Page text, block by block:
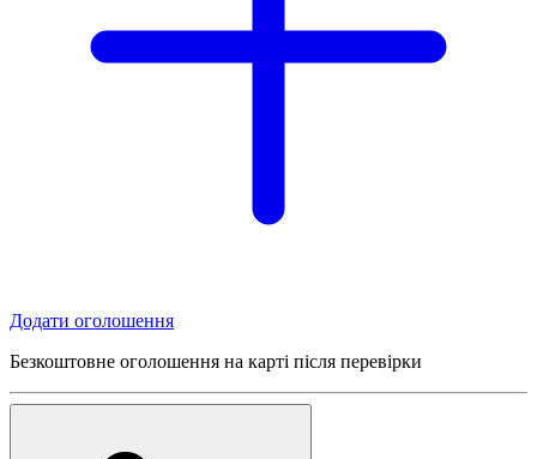
Додати оголошення
Безкоштовне оголошення на карті після перевірки